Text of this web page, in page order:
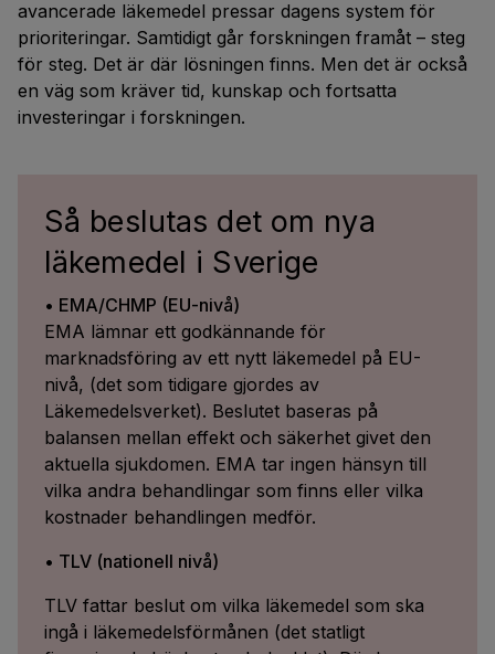
avancerade läkemedel pressar dagens system för
prioriteringar. Samtidigt går forskningen framåt – steg
för steg. Det är där lösningen finns. Men det är också
en väg som kräver tid, kunskap och fortsatta
investeringar i forskningen.
Så beslutas det om nya
läkemedel i Sverige
• EMA/CHMP (EU-nivå)
EMA lämnar ett godkännande för
marknadsföring av ett nytt läkemedel på EU-
nivå, (det som tidigare gjordes av
Läkemedelsverket). Beslutet baseras på
balansen mellan effekt och säkerhet givet den
aktuella sjukdomen. EMA tar ingen hänsyn till
vilka andra behandlingar som finns eller vilka
kostnader behandlingen medför.
• TLV (nationell nivå)
TLV fattar beslut om vilka läkemedel som ska
ingå i läkemedelsförmånen (det statligt